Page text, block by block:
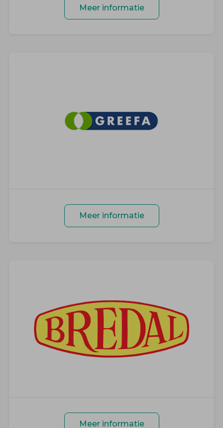
Meer informatie
Meer informatie
Meer informatie